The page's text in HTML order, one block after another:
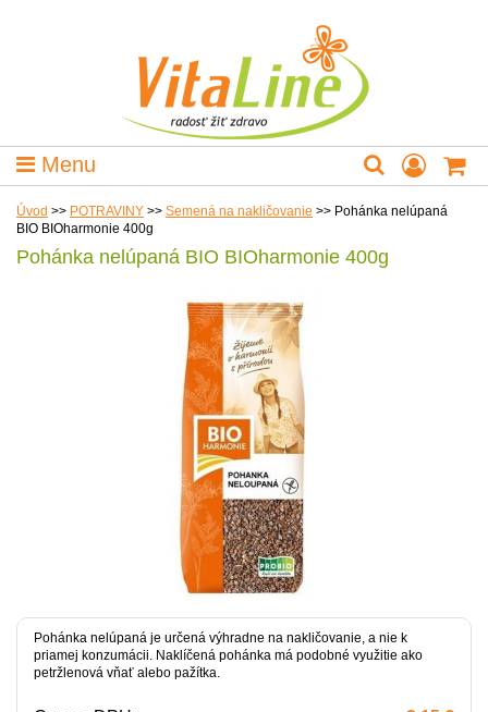
Menu
Úvod >> POTRAVINY >> Semená na nakličovanie >> Pohánka nelúpaná
BIO BIOharmonie 400g
Pohánka nelúpaná BIO BIOharmonie 400g
Pohánka nelúpaná je určená výhradne na nakličovanie, a nie k
priamej konzumácii. Naklíčená pohánka má podobné využitie ako
petržlenová vňať alebo pažítka.